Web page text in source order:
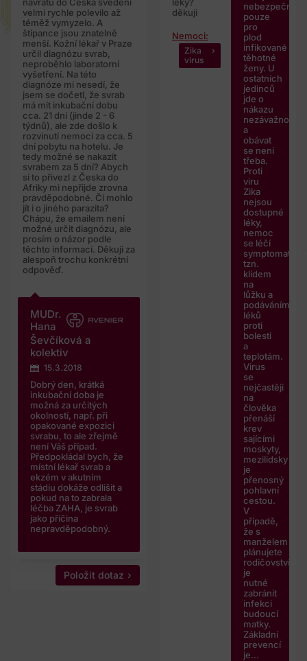
velmi rychle polevilo až
téměž vymyzelo. A
štípance jsou znatelně
menší. Kožní lékař v Praze
určil diagnózu svrab,
neproběhlo laboratorní
vyšetření. Na této
diagnóze mi nesedí, že
jsem se dočetl, že svrab
má mít inkubační dobu
cca. 21 dní (jinde 2 - 6
týdnů), ale zde došlo k
rozvinutí nemoci za cca. 5
dní pobytu na hotelu. Je
tedy možné se nakazit
svrabem za 5 dní? Abych
si to přivezl z Česka do
Afriky mi nepřijde zrovna
pravděpodobné. Či mohlo
jít i o jiného parazita?
Chápu, že emailem není
možné určit diagnózu, ale
prosím o názor podle
těchto informací. Děkuji za
alespoň trochu konkrétní
odpověď.
MUDr.
Hana
Ševčíková a
kolektiv
15.3.2018
Dobrý den, krátká
inkubační doba je
možná za určitých
okolností, např. při
opakované expozici
svrabu, to ale zřejmě
není Váš případ.
Předpokládal bych, že
místní lékař svrab a
ekzém v akutním
stádiu dokáže odlišit a
pokud na to zabrala
léčba ZAHA, je svrab
jako příčina
nepravděpodobný.
Položit dotaz
děkuji
Nemoci:
Zika
virus
nebezpečná
pouze
pro
plod
infikované
těhotné
ženy. U
ostatních
jedinců
jde o
nákazu
nezávažnou
a
obávat
se není
třeba.
Proti
viru
Zika
nejsou
dostupné
léky,
nemoc
se léčí
tzn.
klidem
na
lůžku a
podáváním
léků
proti
bolesti
a
teplotám.
Virus
se
nejčastěji
na
člověka
přenáší
krev
sajícími
moskyty,
mezilidsky
je
přenosný
pohlavní
cestou.
V
případě,
že s
manželem
plánujete
rodičovství,
je
nutné
zabránit
infekci
budoucí
matky.
Základní
prevencí
je...